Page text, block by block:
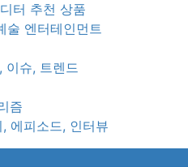
터 추천 상품
술 엔터테인먼트
이슈, 트렌드
즘
에피소드, 인터뷰